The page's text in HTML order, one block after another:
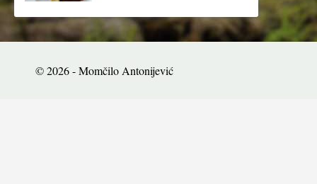
© 2026 - Momčilo Antonijević